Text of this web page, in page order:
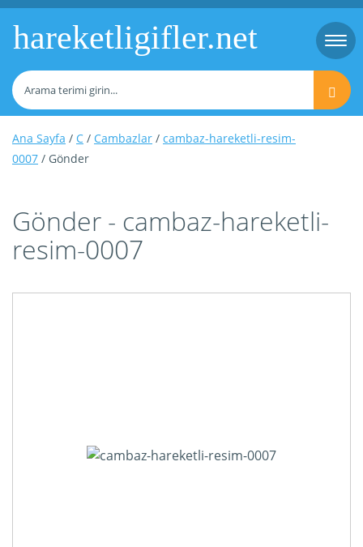
hareketligifler.net
Ana Sayfa / C / Cambazlar / cambaz-hareketli-resim-
0007 / Gönder
Gönder - cambaz-hareketli-
resim-0007